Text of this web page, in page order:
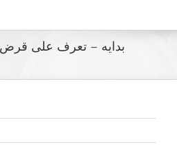
بدايه – تعرف على